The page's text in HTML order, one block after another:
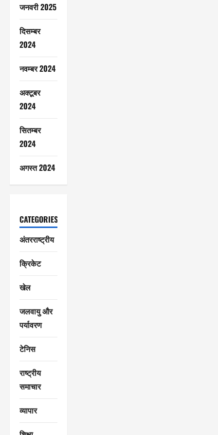
जनवरी 2025
दिसम्बर
2024
नवम्बर 2024
अक्टूबर
2024
सितम्बर
2024
अगस्त 2024
CATEGORIES
अंतरराष्ट्रीय
क्रिकेट
खेल
जलवायु और
पर्यावरण
टेनिस
राष्ट्रीय
समाचार
व्यापार